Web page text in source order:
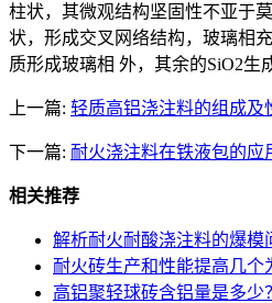
柱状，其微观结构坚固性不亚于
状，形成交叉网络结构，玻璃相
质形成玻璃相 外，其余的SiO2生
上一篇: 轻质高铝浇注料的组成及
下一篇: 耐火浇注料在铁液包的应
相关推荐
解析耐火耐酸浇注料的爆模
耐火砖生产和性能提高几个
高铝聚轻球砖含铝量是多少？